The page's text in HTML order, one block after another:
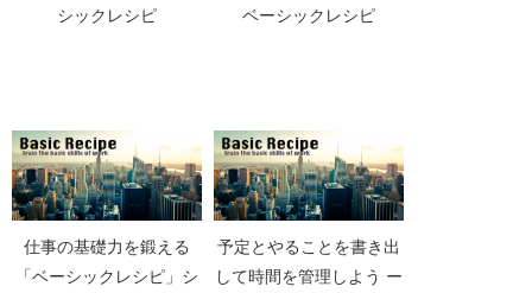
シックレシピ
ベーシックレシピ
仕事の基礎力を鍛える
「ベーシックレシピ」シ
予定とやることを書き出
して時間を管理しよう ー